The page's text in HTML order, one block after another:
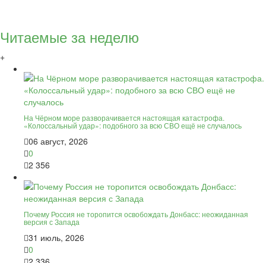
Читаемые за неделю
+
На Чёрном море разворачивается настоящая катастрофа.
«Колоссальный удар»: подобного за всю СВО ещё не случалось
06 август, 2026
0
2 356
Почему Россия не торопится освобождать Донбасс: неожиданная
версия с Запада
31 июль, 2026
0